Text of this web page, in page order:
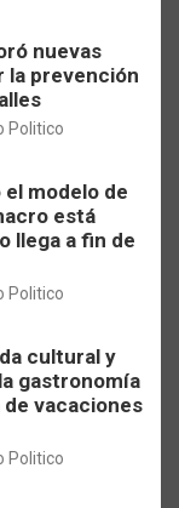
nuevas
la prevención
Politico
modelo de
está
llega a fin de
Politico
cultural y
gastronomía
de vacaciones
Politico